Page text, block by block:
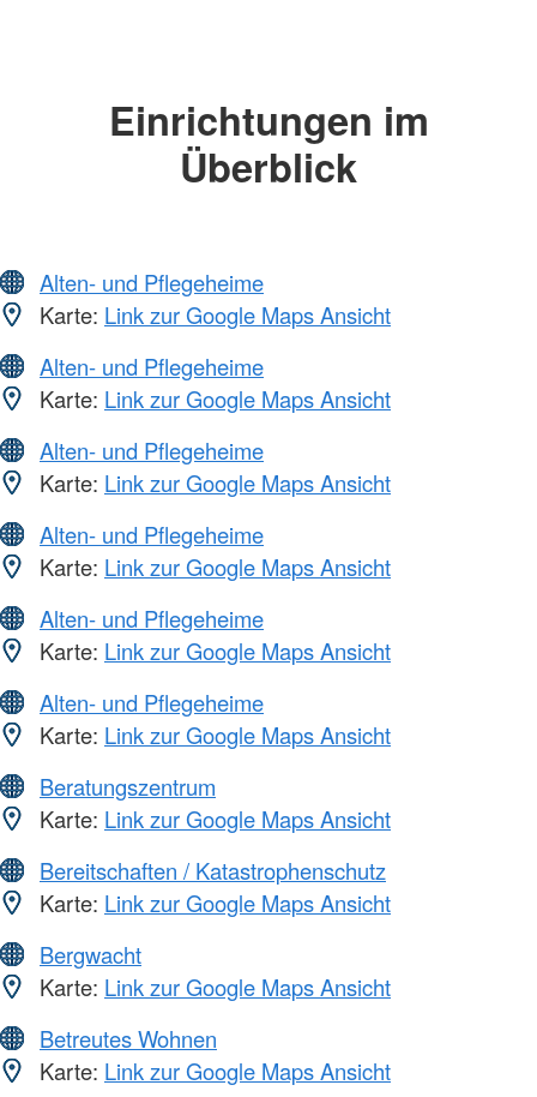
Einrichtungen im
Überblick
Alten- und Pflegeheime
Karte: Link zur Google Maps Ansicht
Alten- und Pflegeheime
Karte: Link zur Google Maps Ansicht
Alten- und Pflegeheime
Karte: Link zur Google Maps Ansicht
Alten- und Pflegeheime
Karte: Link zur Google Maps Ansicht
Alten- und Pflegeheime
Karte: Link zur Google Maps Ansicht
Alten- und Pflegeheime
Karte: Link zur Google Maps Ansicht
Beratungszentrum
Karte: Link zur Google Maps Ansicht
Bereitschaften / Katastrophenschutz
Karte: Link zur Google Maps Ansicht
Bergwacht
Karte: Link zur Google Maps Ansicht
Betreutes Wohnen
Karte: Link zur Google Maps Ansicht